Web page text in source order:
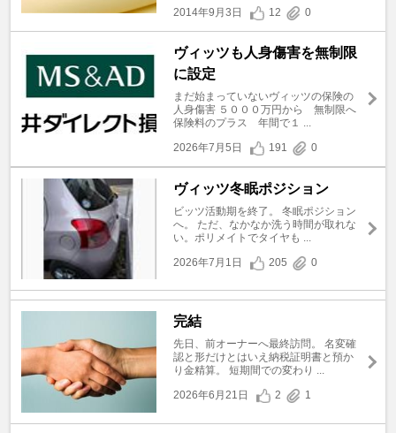
2014年9月3日
12 0
ヴィッツも人身傷害を無制限
に設定
まだ始まっていないヴィッツの保険の
人身傷害 ５０００万円から 無制限へ
保険料のプラス 年間で１ ...
2026年7月5日
191 0
ヴィッツ冬眠ポジション
ビッツ活動期を終了。 冬眠ポジション
へ。 ただ、なかなか洗う時間が取れな
い。ポリメイトでタイヤも ...
2026年7月1日
205 0
完結
先日、前オーナーへ最終訪問。 名変確
認と形だけとはいえ納税証明書と預か
り金精算。 短期間での変わり ...
2026年6月21日
2 1